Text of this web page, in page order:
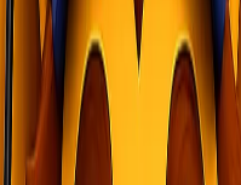
Jakarta Kendari
ke Kendari cukup
yang ingin Kawan Lio
oleh berat dan dimensi
semakin tinggi biayanya.